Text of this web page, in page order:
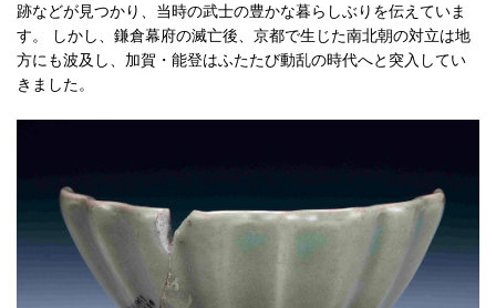
跡などが見つかり、当時の武士の豊かな暮らしぶりを伝えていま
す。 しかし、鎌倉幕府の滅亡後、京都で生じた南北朝の対立は地
方にも波及し、加賀・能登はふたたび動乱の時代へと突入してい
きました。